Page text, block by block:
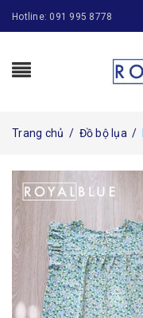
Hotline: 091 995 8778
Trang chủ / Đồ bộ lụa /